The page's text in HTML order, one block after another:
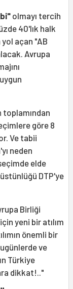
olmayı tercih
40'lık halk
açan "AB
Avrupa
toplamından
göre 8
Ve tabii
neden
elde
üstünlüğü DTP'ye
Birliği
yeni bir atılım
önemli bir
ve
Türkiye
dikkat!.."